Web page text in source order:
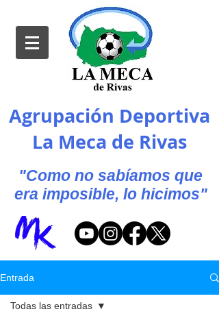
Agrupación Deportiva
La Meca de Rivas
"Como no sabíamos que
era imposible, lo hicimos"
Entrada
Todas las entradas